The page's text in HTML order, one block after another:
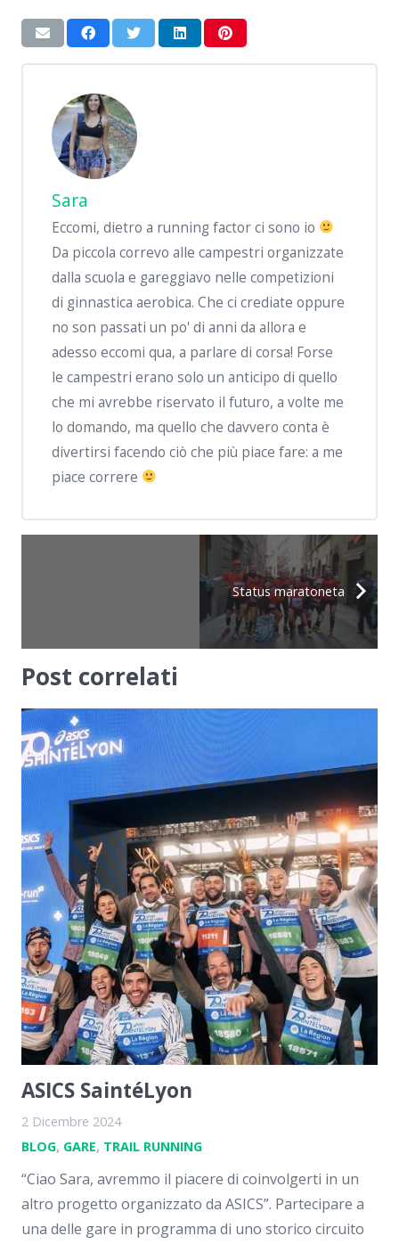
Sara
Eccomi, dietro a running factor ci sono io
Da piccola correvo alle campestri organizzate
dalla scuola e gareggiavo nelle competizioni
di ginnastica aerobica. Che ci crediate oppure
no son passati un po' di anni da allora e
adesso eccomi qua, a parlare di corsa! Forse
le campestri erano solo un anticipo di quello
che mi avrebbe riservato il futuro, a volte me
lo domando, ma quello che davvero conta è
divertirsi facendo ciò che più piace fare: a me
piace correre
Status maratoneta
Post correlati
ASICS SaintéLyon
2 Dicembre 2024
BLOG, GARE, TRAIL RUNNING
“Ciao Sara, avremmo il piacere di coinvolgerti in un
altro progetto organizzato da ASICS”. Partecipare a
una delle gare in programma di uno storico circuito